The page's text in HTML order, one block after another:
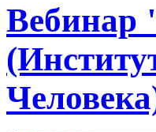
Вебинар